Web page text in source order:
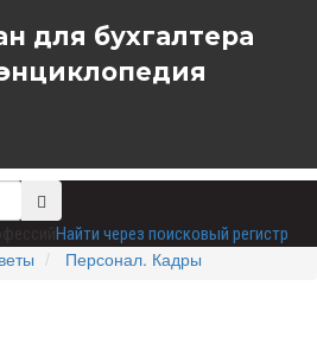
для бухгалтера
Найти через поисковый регистр
Персонал. Кадры